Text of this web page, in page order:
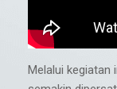
Melalui kegiatan